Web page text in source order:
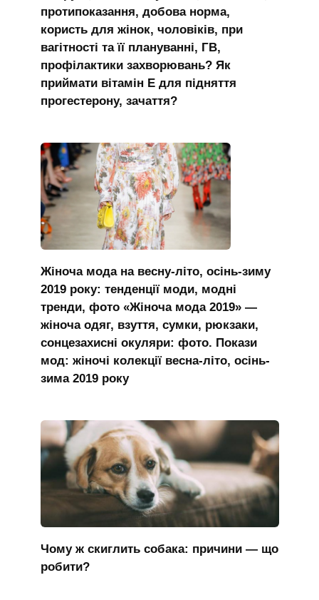
протипоказання, добова норма,
користь для жінок, чоловіків, при
вагітності та її плануванні, ГВ,
профілактики захворювань? Як
приймати вітамін Е для підняття
прогестерону, зачаття?
Жіноча мода на весну-літо, осінь-зиму
2019 року: тенденції моди, модні
тренди, фото «Жіноча мода 2019» —
жіноча одяг, взуття, сумки, рюкзаки,
сонцезахисні окуляри: фото. Покази
мод: жіночі колекції весна-літо, осінь-
зима 2019 року
Чому ж скиглить собака: причини — що
робити?